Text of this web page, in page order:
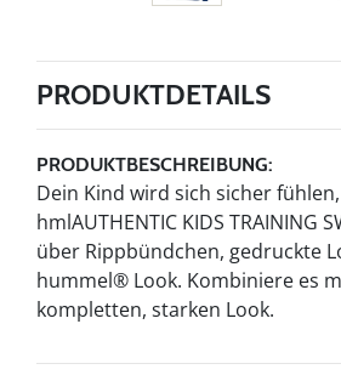
PRODUKTDETAILS
PRODUKTBESCHREIBUNG:
Dein Kind wird sich sicher
hmlAUTHENTIC KIDS
über Rippbündchen, gedruckte
hummel® Look. Kombiniere es
kompletten, starken Look.